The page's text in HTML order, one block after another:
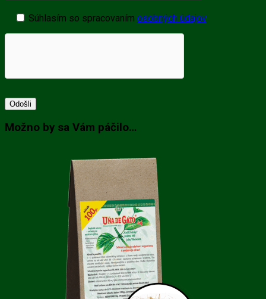
Súhlasím so spracovaním osobných údajov
Možno by sa Vám páčilo…